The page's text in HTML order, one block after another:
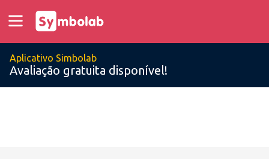
Aplicativo Simbolab
Avaliação gratuita disponível!